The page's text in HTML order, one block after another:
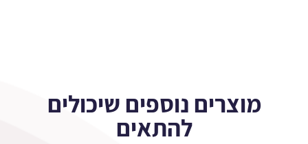
מוצרים נוספים שיכולים
להתאים